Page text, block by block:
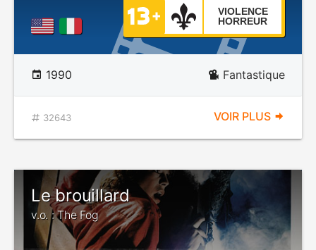
VIOLENCE
HORREUR
1990 Fantastique
32643 VOIR PLUS
Le brouillard
v.o. : The Fog